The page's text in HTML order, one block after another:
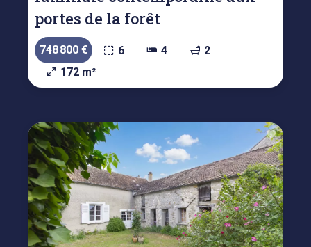
portes de la forêt
748 800 € 6 4
2
172 m²